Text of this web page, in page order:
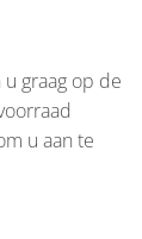
graag op de
u aan te